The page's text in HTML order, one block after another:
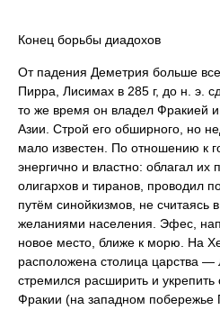
Конец борьбы диадохов
От падения Деметрия больше
Пирра, Лисимах в 285 г, до н. э.
то же время он владел Фракией
Азии. Строй его обширного, но
мало известен. По отношению к
энергично и властно: облагал
олигархов и тиранов, проводил
путём синойкизмов, не считаясь
желаниями населения. Эфес,
новое место, ближе к морю. На
расположена столица царства
стремился расширить и укрепить
Фракии (на западном побережье